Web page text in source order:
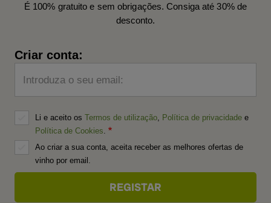
É 100% gratuito e sem obrigações. Consiga até 30% de
desconto.
Criar conta:
Introduza o seu email:
Li e aceito os Termos de utilização Política de privacidade e
Política de Cookies
Ao criar a sua conta, aceita receber as melhores ofertas de
vinho por email.